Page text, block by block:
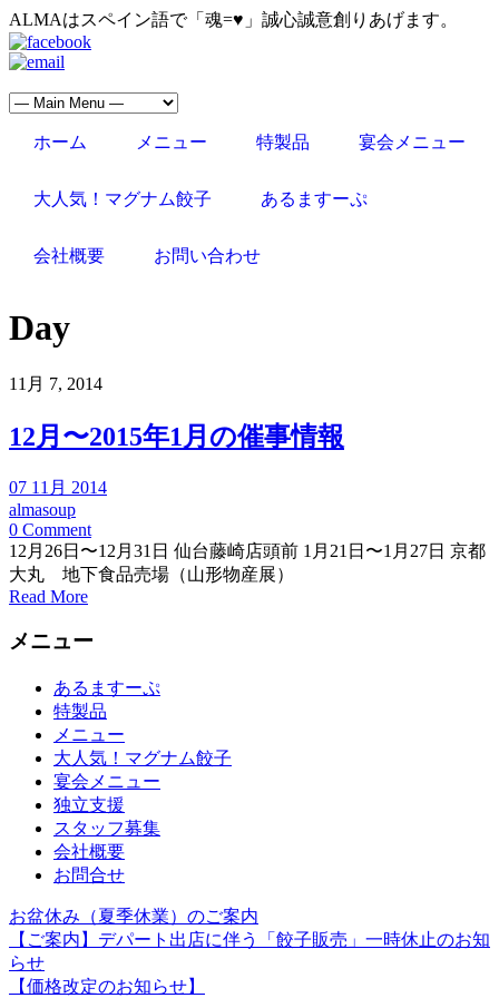
ALMAはスペイン語で「魂=♥」誠心誠意創りあげます。
ホーム メニュー 特製品 宴会メニュー
大人気！マグナム餃子 あるますーぷ
会社概要 お問い合わせ
Day
11月 7, 2014
12月〜2015年1月の催事情報
07 11月 2014
almasoup
0 Comment
12月26日〜12月31日 仙台藤崎店頭前 1月21日〜1月27日 京都
大丸 地下食品売場（山形物産展）
Read More
メニュー
あるますーぷ
特製品
メニュー
大人気！マグナム餃子
宴会メニュー
独立支援
スタッフ募集
会社概要
お問合せ
お盆休み（夏季休業）のご案内
【ご案内】デパート出店に伴う「餃子販売」一時休止のお知
らせ
【価格改定のお知らせ】